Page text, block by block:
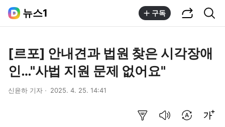
뉴스1 구독
[르포] 안내견과 법원 찾은 시각장애
인…"사법 지원 문제 없어요"
신윤하 기자 2025. 4. 25. 14:41